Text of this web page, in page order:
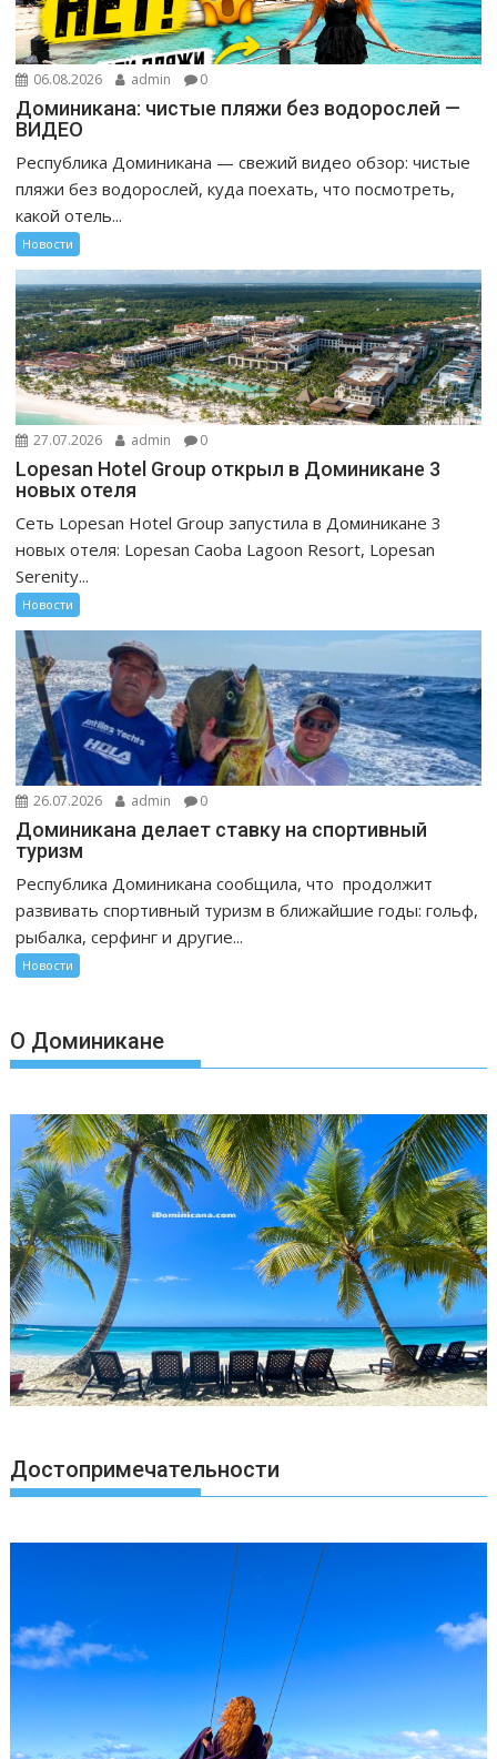
06.08.2026 admin 0
Доминикана: чистые пляжи без водорослей —
ВИДЕО
Республика Доминикана — свежий видео обзор: чистые
пляжи без водорослей, куда поехать, что посмотреть,
какой отель...
Новости
27.07.2026 admin 0
Lopesan Hotel Group открыл в Доминикане 3
новых отеля
Сеть Lopesan Hotel Group запустила в Доминикане 3
новых отеля: Lopesan Caoba Lagoon Resort, Lopesan
Serenity...
Новости
26.07.2026 admin 0
Доминикана делает ставку на спортивный
туризм
Республика Доминикана сообщила, что продолжит
развивать спортивный туризм в ближайшие годы: гольф,
рыбалка, серфинг и другие...
Новости
О Доминикане
Достопримечательности